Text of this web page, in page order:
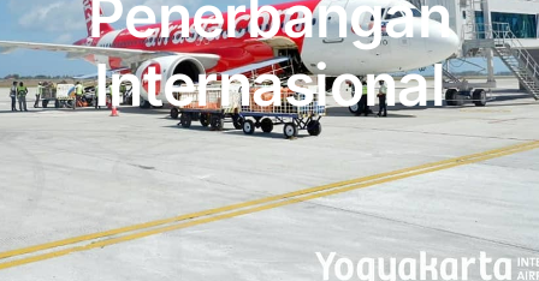
Publikasi
Peta Wisata
Penerbangan
Internasional